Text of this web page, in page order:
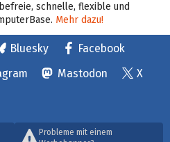
schnelle, flexible und
Mehr dazu!
Bluesky
Facebook
Mastodon
X
Probleme mit einem